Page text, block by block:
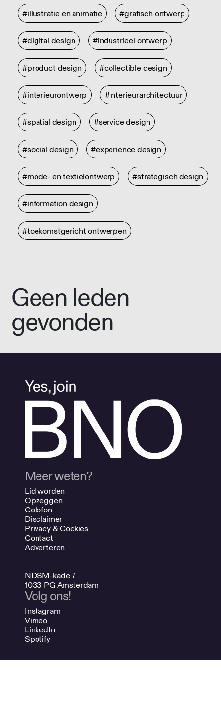
#illustratie en animatie #grafisch ontwerp
#digital design #industrieel ontwerp
#product design #collectible design
#interieurontwerp #interieurarchitectuur
#spatial design #service design
#social design #experience design
#mode- en textielontwerp #strategisch design
#information design
#toekomstgericht ontwerpen
Geen leden
gevonden
Meer weten?
Lid worden
Opzeggen
Colofon
Disclaimer
Privacy & Cookies
Contact
Adverteren
NDSM-kade 7
1033 PG Amsterdam
Volg ons!
Instagram
Vimeo
LinkedIn
Spotify